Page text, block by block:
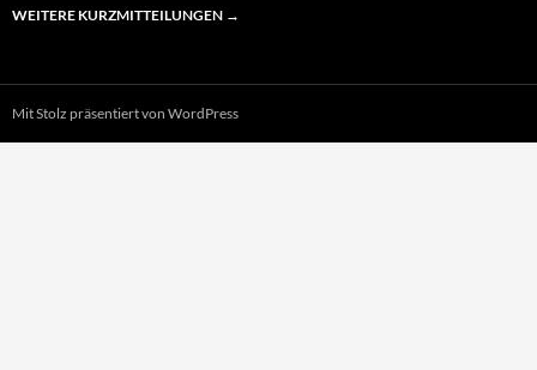
WEITERE KURZMITTEILUNGEN →
Mit Stolz präsentiert von WordPress